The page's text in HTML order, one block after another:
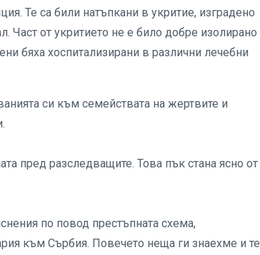
Те са били натъпкани в укритие, изградено
Част от укритието не е било добре изолирано
бяха хоспитализирани в различни лечебни
си към семействата на жертвите и
пред разследващите. Това пък стана ясно от
по повод престъпната схема,
към Сърбия. Повечето неща ги знаехме и те